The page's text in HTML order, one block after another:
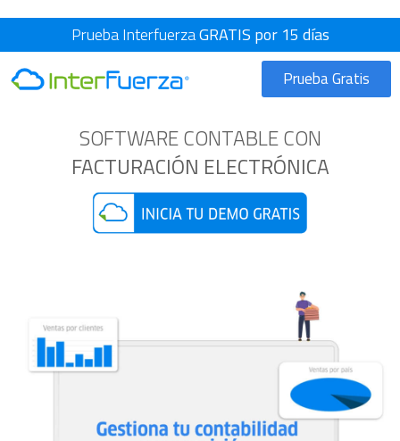
Prueba InterfuerzaGRATIS por 15 días
Prueba Gratis
SOFTWARE CONTABLE CON
FACTURACIÓN ELECTRÓNICA